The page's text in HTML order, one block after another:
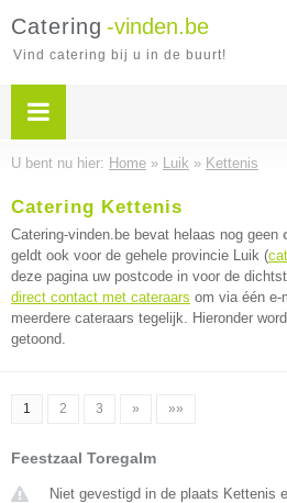
Catering -vinden.be
Vind catering bij u in de buurt!
U bent nu hier: Home » Luik » Kettenis
Catering Kettenis
Catering-vinden.be bevat helaas nog geen
geldt ook voor de gehele provincie Luik (
deze pagina uw postcode in voor de
direct contact met cateraars om via één e-
meerdere cateraars tegelijk. Hieronder
getoond.
1 2 3 » »»
Feestzaal Toregalm
Niet gevestigd in de plaats Kettenis